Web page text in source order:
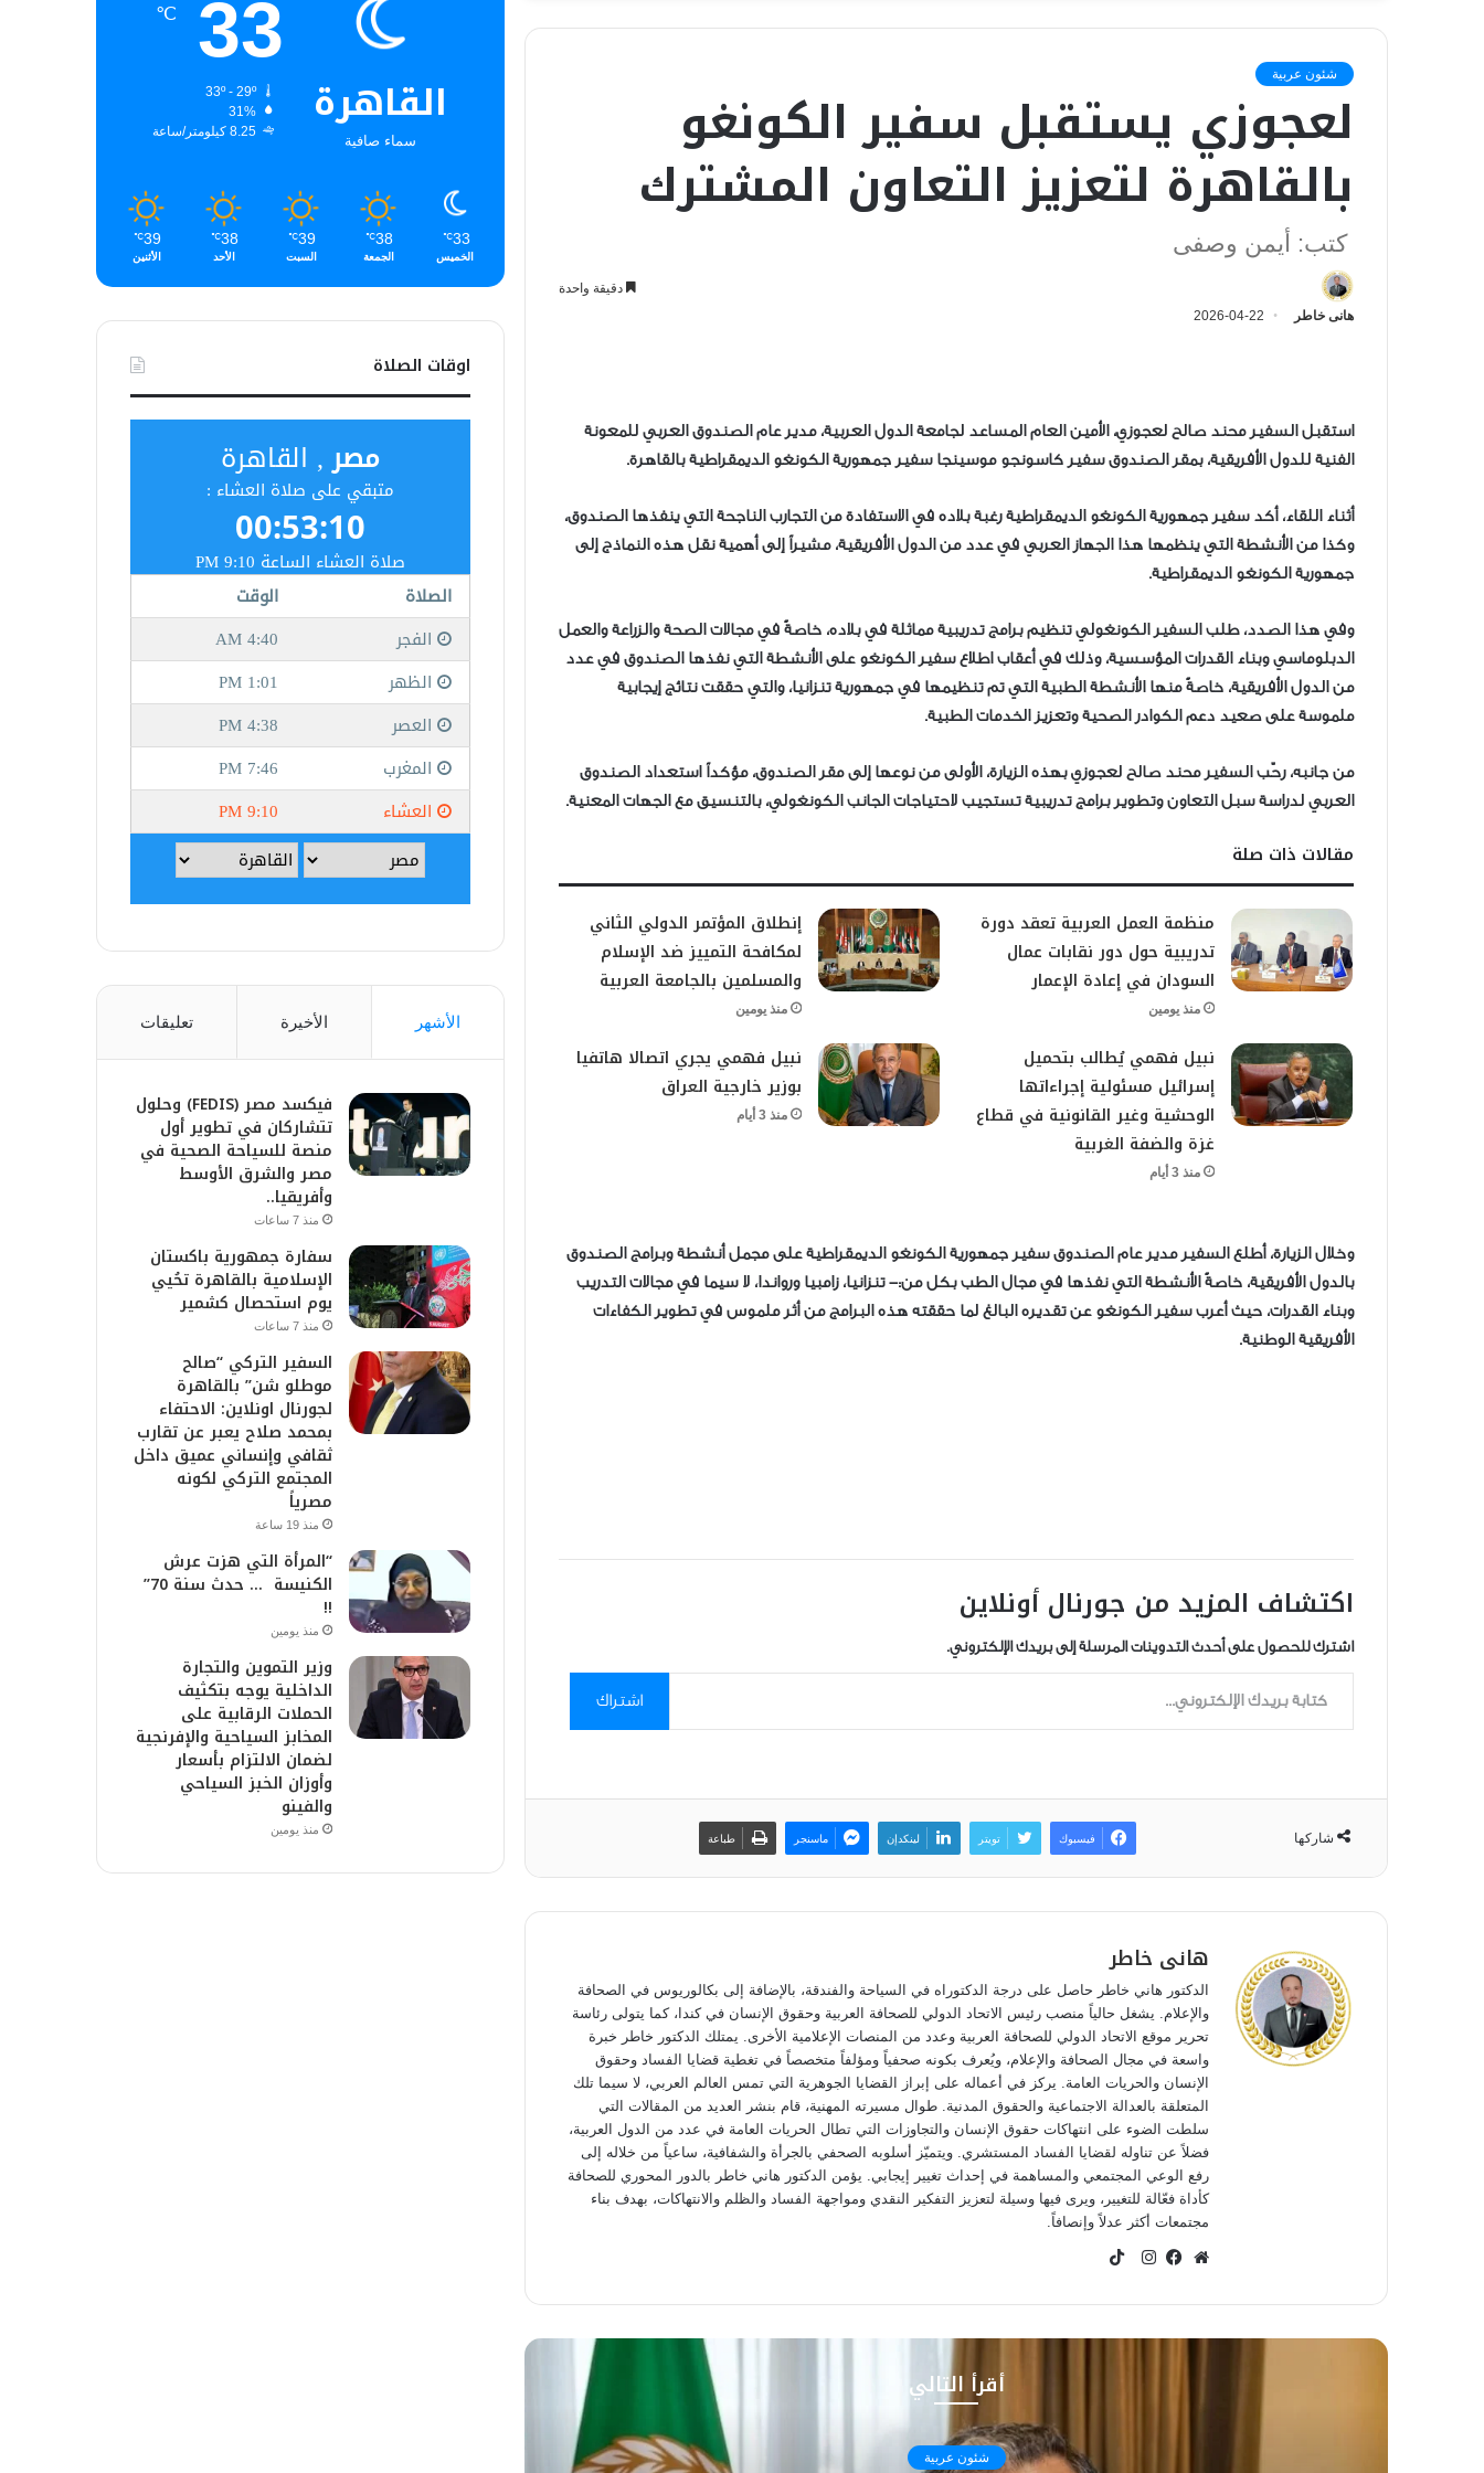
شئون عربية
لعجوزي يستقبل سفير الكونغو
بالقاهرة لتعزيز التعاون المشترك
كتب: أيمن وصفى
هانى خاطر 2026-04-22
دقيقة واحدة
استقبل السفير محند صالح لعجوزي، الأمين العام المساعد لجامعة الدول العربية، مدير عام الصندوق العربي للمعونة
الفنية للدول الأفريقية، بمقر الصندوق سفير كاسونجو موسينجا سفير جمهورية الكونغو الديمقراطية بالقاهرة.
أثناء اللقاء، أكد سفير جمهورية الكونغو الديمقراطية رغبة بلاده في الاستفادة من التجارب الناجحة التي ينفذها الصندوق،
وكذا من الأنشطة التي ينظمها هذا الجهاز العربي في عدد من الدول الأفريقية، مشيراً إلى أهمية نقل هذه النماذج إلى
جمهورية الكونغو الديمقراطية.
وفي هذا الصدد، طلب السفير الكونغولي تنظيم برامج تدريبية مماثلة في بلاده، خاصةً في مجالات الصحة والزراعة والعمل
الدبلوماسي وبناء القدرات المؤسسية، وذلك في أعقاب اطلاع سفير الكونغو على الأنشطة التي نفذها الصندوق في عدد
من الدول الأفريقية، خاصةً منها الأنشطة الطبية التي تم تنظيمها في جمهورية تنزانيا، والتي حققت نتائج إيجابية
ملموسة على صعيد دعم الكوادر الصحية وتعزيز الخدمات الطبية.
من جانبه، رحّب السفير محند صالح لعجوزي بهذه الزيارة، الأولى من نوعها إلى مقر الصندوق، مؤكداً استعداد الصندوق
العربي لدراسة سبل التعاون وتطوير برامج تدريبية تستجيب لاحتياجات الجانب الكونغولي، بالتنسيق مع الجهات المعنية.
مقالات ذات صلة
منظمة العمل العربية تعقد دورة
تدريبية حول دور نقابات عمال
السودان في إعادة الإعمار
منذ يومين
إنطلاق المؤتمر الدولي الثاني
لمكافحة التمييز ضد الإسلام
والمسلمين بالجامعة العربية
منذ يومين
نبيل فهمي يُطالب بتحميل
إسرائيل مسئولية إجراءاتها
الوحشية وغير القانونية في قطاع
غزة والضفة الغربية
منذ 3 أيام
نبيل فهمي يجري اتصالا هاتفيا
بوزير خارجية العراق
منذ 3 أيام
وخلال الزيارة، أطلع السفير مدير عام الصندوق سفير جمهورية الكونغو الديمقراطية على مجمل أنشطة وبرامج الصندوق
بالدول الأفريقية، خاصةً الأنشطة التي نفذها في مجال الطب بكل من:- تنزانيا، زامبيا ورواندا، لا سيما في مجالات التدريب
وبناء القدرات، حيث أعرب سفير الكونغو عن تقديره البالغ لما حققته هذه البرامج من أثر ملموس في تطوير الكفاءات
الأفريقية الوطنية.
اكتشاف المزيد من جورنال أونلاين
اشترك للحصول على أحدث التدوينات المرسلة إلى بريدك الإلكتروني.
كتابة بريدك الإلكتروني...
اشتراك
شاركها فيسبوك تويتر لينكدإن ماسنجر طباعة
هانى خاطر
الدكتور هاني خاطر حاصل على درجة الدكتوراه في السياحة والفندقة، بالإضافة إلى بكالوريوس في الصحافة
والإعلام. يشغل حالياً منصب رئيس الاتحاد الدولي للصحافة العربية وحقوق الإنسان في كندا، كما يتولى رئاسة
تحرير موقع الاتحاد الدولي للصحافة العربية وعدد من المنصات الإعلامية الأخرى. يمتلك الدكتور خاطر خبرة
واسعة في مجال الصحافة والإعلام، ويُعرف بكونه صحفياً ومؤلفاً متخصصاً في تغطية قضايا الفساد وحقوق
الإنسان والحريات العامة. يركز في أعماله على إبراز القضايا الجوهرية التي تمس العالم العربي، لا سيما تلك
المتعلقة بالعدالة الاجتماعية والحقوق المدنية. طوال مسيرته المهنية، قام بنشر العديد من المقالات التي
سلطت الضوء على انتهاكات حقوق الإنسان والتجاوزات التي تطال الحريات العامة في عدد من الدول العربية،
فضلاً عن تناوله لقضايا الفساد المستشري. ويتميّز أسلوبه الصحفي بالجرأة والشفافية، ساعياً من خلاله إلى
رفع الوعي المجتمعي والمساهمة في إحداث تغيير إيجابي. يؤمن الدكتور هاني خاطر بالدور المحوري للصحافة
كأداة فعّالة للتغيير، ويرى فيها وسيلة لتعزيز التفكير النقدي ومواجهة الفساد والظلم والانتهاكات، بهدف بناء
مجتمعات أكثر عدلاً وإنصافاً.
الويب
أقرأ التالي
شئون عربية
القاهرة
سماء صافية
33
℃
33º - 29º
31%
8.25 كيلومتر/ساعة
33
℃
الخميس
38
℃
الجمعة
39
℃
السبت
38
℃
الأحد
39
℃
الأثنين
اوقات الصلاة
الأشهر الأخيرة تعليقات
فيكسد مصر (FEDIS) وحلول
تتشاركان في تطوير أول
منصة للسياحة الصحية في
مصر والشرق الأوسط
وأفريقيا..
منذ 7 ساعات
سفارة جمهورية باكستان
الإسلامية بالقاهرة تحُيي
يوم استحصال كشمير
منذ 7 ساعات
السفير التركي “صالح
موطلو شن” بالقاهرة
لجورنال اونلاين: الاحتفاء
بمحمد صلاح يعبر عن تقارب
ثقافي وإنساني عميق داخل
المجتمع التركي لكونه
مصرياً
منذ 19 ساعة
“المرأة التي هزت عرش
الكنيسة … حدث سنة 70”
!!
منذ يومين
وزير التموين والتجارة
الداخلية يوجه بتكثيف
الحملات الرقابية على
المخابز السياحية والإفرنجية
لضمان الالتزام بأسعار
وأوزان الخبز السياحي
والفينو
منذ يومين